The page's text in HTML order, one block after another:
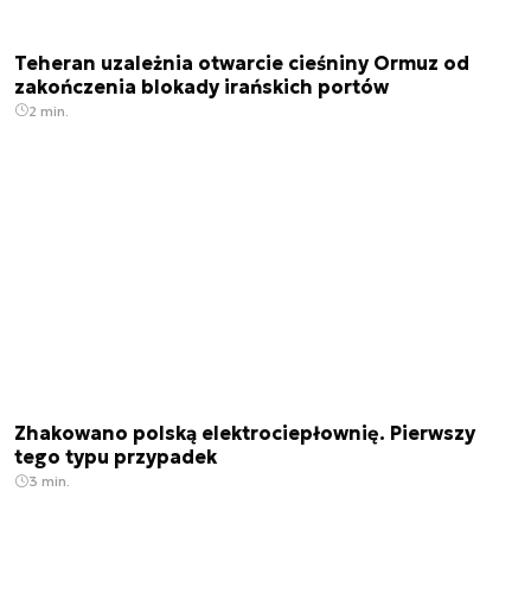
Teheran uzależnia otwarcie cieśniny Ormuz od
zakończenia blokady irańskich portów
2 min.
Zhakowano polską elektrociepłownię. Pierwszy
tego typu przypadek
3 min.